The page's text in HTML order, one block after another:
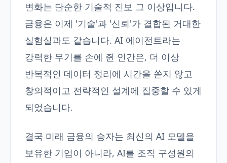
변화는 단순한 기술적 진보 그 이상입니다.
금융은 이제 '기술'과 '신뢰'가 결합된 거대한
실험실과도 같습니다. AI 에이전트라는
강력한 무기를 손에 쥔 인간은, 더 이상
반복적인 데이터 정리에 시간을 쏟지 않고
창의적이고 전략적인 설계에 집중할 수 있게
되었습니다.
결국 미래 금융의 승자는 최신의 AI 모델을
보유한 기업이 아니라, AI를 조직 구성원의